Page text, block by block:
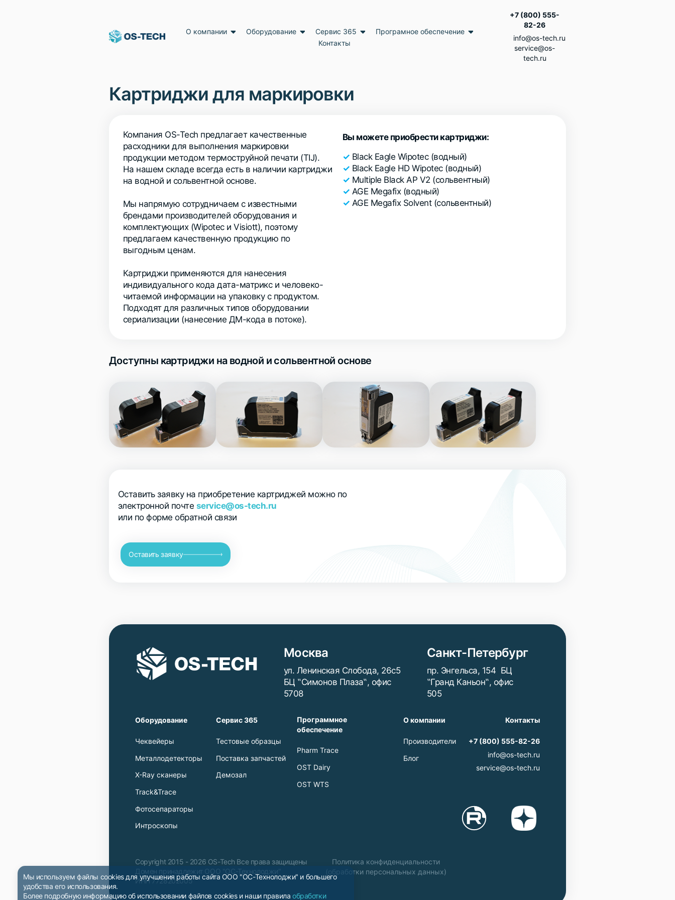
О компании Оборудование Сервис 365
Програмное обеспечение
Контакты
+7 (800) 555-
82-26
info@os-tech.ru
service@os-
tech.ru
Картриджи для маркировки
Компания OS-Tech предлагает качественные
расходники для выполнения маркировки
продукции методом термоструйной печати (TIJ).
На нашем складе всегда есть в наличии картриджи
на водной и сольвентной основе.
Мы напрямую сотрудничаем с известными
брендами производителей оборудования и
комплектующих (Wipotec и Visiott), поэтому
предлагаем качественную продукцию по
выгодным ценам.
Картриджи применяются для нанесения
индивидуального кода дата-матрикс и человеко-
читаемой информации на упаковку с продуктом.
Подходят для различных типов оборудовании
сериализации (нанесение ДМ-кода в потоке).
Вы можете приобрести картриджи:
✓ Black Eagle Wipotec (водный)
✓ Black Eagle HD Wipotec (водный)
✓ Multiple Black AP V2 (сольвентный)
✓ AGE Megafix (водный)
✓ AGE Megafix Solvent (сольвентный)
Доступны картриджи на водной и сольвентной основе
Оставить заявку на приобретение картриджей можно по
электронной почте service@os-tech.ru
или по форме обратной связи
Оставить заявку
Москва
ул. Ленинская Слобода, 26с5
БЦ ‟Симонов Плаза‟, офис
5708
Санкт-Петербург
пр. Энгельса, 154 БЦ
‟Гранд Каньон‟, офис
505
Оборудование
Чеквейеры
Металлодетекторы
X-Ray сканеры
Track&Trace
Фотосепараторы
Интроскопы
Сервис 365
Тестовые образцы
Поставка запчастей
Демозал
Программное
обеспечение
Pharm Trace
OST Dairy
OST WTS
О компании
Производители
Блог
Контакты
+7 (800) 555-82-26
info@os-tech.ru
service@os-tech.ru
Copyright 2015 - 2026 OS-Tech Все права защищены
Домен принадлежит ООО "ОС-Технолоджи"
ИНН 7728202005
Политика конфиденциальности
(обработки персональных данных)
Мы используем файлы cookies для улучшения работы сайта ООО "ОС-Технолоджи" и большего
удобства его использования.
Более подробную информацию об использовании файлов cookies и наши правила обработки